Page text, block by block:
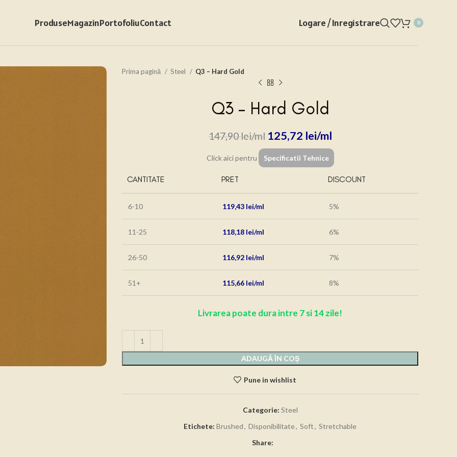
ProduseMagazinPortofoliuContact Logare / Inregistrare 0
Prima pagină Steel Q3 – Hard Gold
Q3 – Hard Gold
147,90lei 125,72 lei
Click aici pentru Specificatii Tehnice
CANTITATE PRET DISCOUNT
6-10 119,43 lei 5%
11-25 118,18 lei 6%
26-50 116,92 lei 7%
51+ 115,66 lei 8%
Livrarea poate dura intre 7 si 14 zile!
ADAUGĂ ÎN COȘ
Pune in wishlist
Categorie: Steel
Etichete: Brushed, Disponibilitate, Soft, Stretchable
Share: